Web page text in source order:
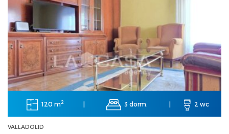
120 m2 | 3 dorm. | 2 wc
VALLADOLID